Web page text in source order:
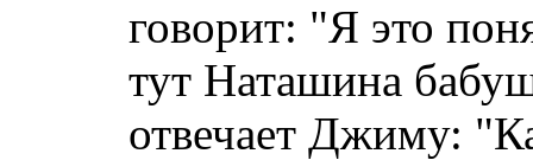
говорит: "Я это
тут Наташина
отвечает Джиму: